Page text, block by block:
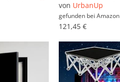
von UrbanUp
gefunden bei Amazon
121,45 €